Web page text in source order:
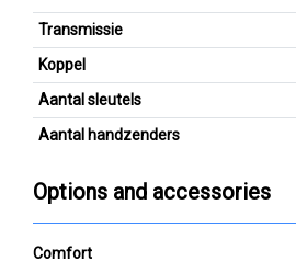
Transmissie
Koppel
Aantal sleutels
Aantal handzenders
Options and accessories
Comfort